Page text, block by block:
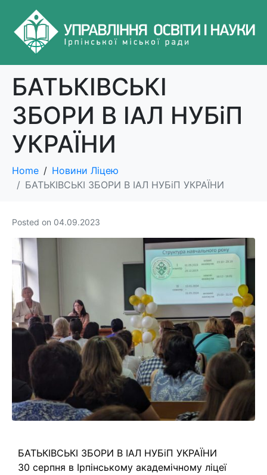
БАТЬКІВСЬКІ
ЗБОРИ В ІАЛ НУБіП
УКРАЇНИ
Home
Новини Ліцею
БАТЬКІВСЬКІ ЗБОРИ В ІАЛ НУБіП УКРАЇНИ
Posted on 04.09.2023
БАТЬКІВСЬКІ ЗБОРИ В ІАЛ НУБіП УКРАЇНИ
30 серпня в Ірпінському академічному ліцеї